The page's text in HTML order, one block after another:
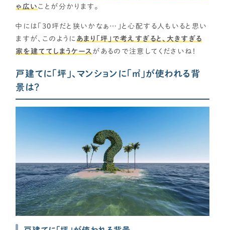
ゃ広い ことが分かります。
中には「30坪だと狭いかなぁ…」と心配する人もいると思い
ますが、このように あまり「坪」で考えすぎると、大きすぎる
家を建ててしまうケース があるので注意してくださいね！
戸建てに「坪」、マンションに「㎡」が使われる背
景は？